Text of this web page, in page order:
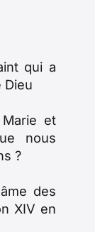
qui a
Dieu
et
nous
?
des
XIV en